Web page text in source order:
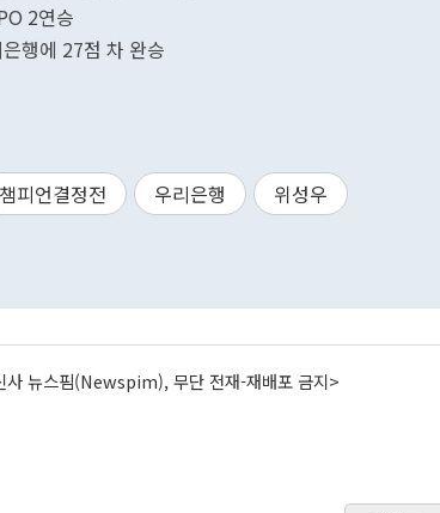
2연승
행에 27점 차 완승
챔피언결정전 우리은행
위성우
사 뉴스핌(Newspim), 무단 전재-재배포 금지>